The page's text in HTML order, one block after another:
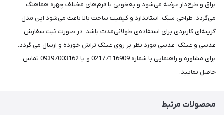
براق و طرح‌دار عرضه می‌شود و به‌خوبی با فرم‌های مختلف چهره هماهنگ
می‌گردد. طراحی سبک، استاندارد و کیفیت ساخت بالا باعث می‌شود این مدل
گزینه‌ای کاربردی برای استفاده‌ی طولانی‌مدت باشد. در صورت ثبت سفارش
عدسی و عینک، عدسی مورد نظر بر روی عینک تراش خورده و ارسال می گردد.
برای مشاوره و راهنمایی با شماره 02177116909 و یا 09397003162 تماس
حاصل نمایید.
محصولات مرتبط